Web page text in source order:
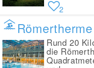
2
Rund 20
die